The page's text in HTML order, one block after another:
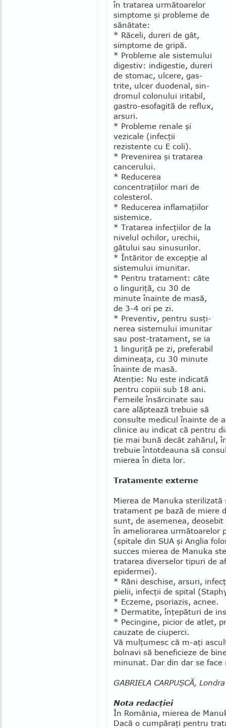
în tratarea următoarelor
simptome şi probleme de
sănătate:
* Răceli, dureri de gât,
simptome de gripă.
* Probleme ale sistemu­lui
digestiv: indigestie, du­reri
de stomac, ulcere, gas­
trite, ulcer duodenal, sin­
dromul colonului iritabil,
gastro-esofagită de reflux,
arsuri.
* Probleme renale şi
vezicale (infecţii
rezistente cu E coli).
* Prevenirea şi tratarea
cancerului.
* Reducerea
concentraţiilor mari de
colesterol.
* Reducerea inflamaţiilor
sistemice.
* Tratarea infecţiilor de la
nivelul ochilor, ure­chii,
gâtului sau sinusurilor.
* Întăritor de excepţie al
sistemului imunitar.
* Pentru tratament: câte
o linguriţă, cu 30 de
minute îna­inte de masă,
de 3-4 ori pe zi.
* Preventiv, pentru susţi­
nerea sistemului imunitar
sau post-tratament, se ia
1 linguriţă pe zi, preferabil
dimineaţa, cu 30 minute
înainte de masă.
Atenţie: Nu este indicată
pentru copiii sub 18 ani.
Fe­mei­­le însărcinate sau
care alăp­­­tează trebuie să
consulte medicul înainte de
clinice au indicat că pen­tru
ţie mai bună decât zahărul,
trebuie întot­deauna să
mierea în dieta lor.
Tratamente externe
Mierea de Manuka sterilizată
tra­tament pe bază de miere
sunt, de ase­menea,
în ame­liorarea ur­mătoarelor
(spitale din SUA şi Anglia
succes mierea de Ma­nuka
tratarea diverselor ti­puri de
epider­mei).
* Răni deschise, arsuri,
pielii, infecţii de spital
* Eczeme, psoriazis, acnee.
* Dermatite, înţepături de
* Pecingine, picior de atlet,
cauzate de ciuperci.
Vă mulţumesc că m-aţi
bolnavi să beneficieze de
minunat. Dar din dar se face
GABRIELA CARPUŞCĂ, Londra
Nota redacţiei
În România, mierea de
Dacă o cumpăraţi pentru